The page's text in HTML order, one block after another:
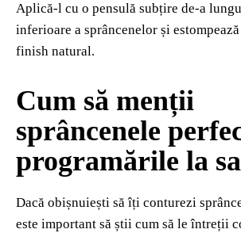
Aplică-l cu o pensulă subțire de-a
inferioare a sprâncenelor și
finish natural.
Cum să menții
sprâncenele
programările la
Dacă obișnuiești să îți conturezi
este important să știi cum să le întreții